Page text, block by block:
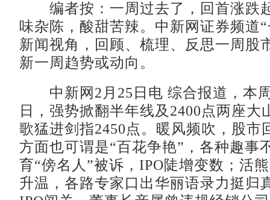
编者按：一周过去了，回首涨跌
味杂陈，酸甜苦辣。中新网证券频道
新闻视角，回顾、梳理、反思一周股
新一周趋势或动向。
中新网2月25日电 综合报道，本
日，强势掀翻半年线及2400点两座大
歌猛进剑指2450点。暖风频吹，股市
方面也可谓是“百花争艳”，各种趣事
育“傍名人”被诉，IPO陡增变数；活
升温，各路专家口出华丽语录力挺归